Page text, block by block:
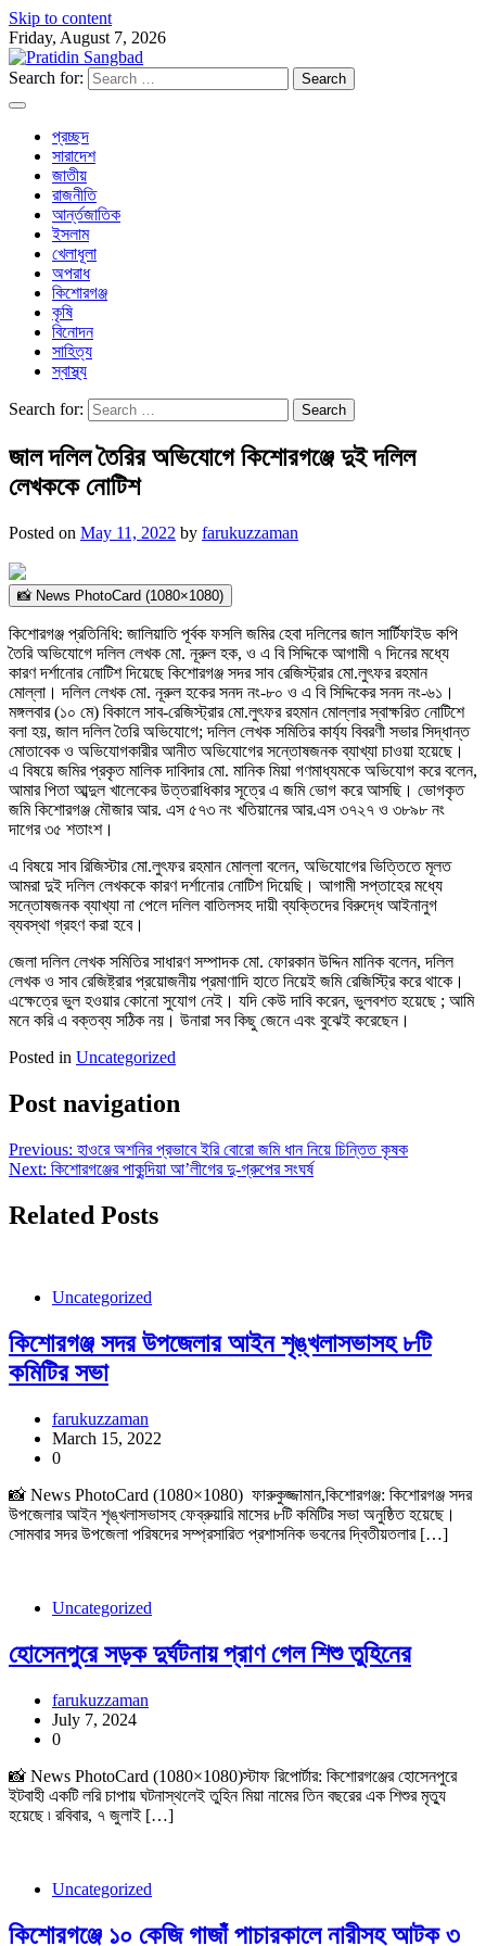
Skip to content
Friday, August 7, 2026
Search for:
প্রচ্ছদ
সারাদেশ
জাতীয়
রাজনীতি
আর্ন্তজাতিক
ইসলাম
খেলাধূলা
অপরাধ
কিশোরগঞ্জ
কৃষি
বিনোদন
সাহিত্য
স্বাস্থ্য
Search for:
জাল দলিল তৈরির অভিযোগে কিশোরগঞ্জে দুই দলিল
লেখককে নোটিশ
Posted on May 11, 2022 by farukuzzaman
📸 News PhotoCard (1080×1080)
কিশোরগঞ্জ প্রতিনিধি: জালিয়াতি পূর্বক ফসলি জমির হেবা দলিলের জাল সার্টিফাইড কপি
তৈরি অভিযোগে দলিল লেখক মো. নূরুল হক, ও এ বি সিদ্দিকে আগামী ৭ দিনের মধ্যে
কারণ দর্শানোর নোটিশ দিয়েছে কিশোরগঞ্জ সদর সাব রেজিস্ট্রার মো.লুৎফর রহমান
মোল্লা। দলিল লেখক মো. নূরুল হকের সনদ নং-৮০ ও এ বি সিদ্দিকের সনদ নং-৬১।
মঙ্গলবার (১০ মে) বিকালে সাব-রেজিস্ট্রার মো.লুৎফর রহমান মোল্লার স্বাক্ষরিত নোটিশে
বলা হয়, জাল দলিল তৈরি অভিযোগে; দলিল লেখক সমিতির কার্য্য বিবরণী সভার সিদ্ধান্ত
মোতাবেক ও অভিযোগকারীর আনীত অভিযোগের সন্তোষজনক ব্যাখ্যা চাওয়া হয়েছে।
এ বিষয়ে জমির প্রকৃত মালিক দাবিদার মো. মানিক মিয়া গণমাধ্যমকে অভিযোগ করে বলেন,
আমার পিতা আব্দুল খালেকের উত্তরাধিকার সূত্রে এ জমি ভোগ করে আসছি। ভোগকৃত
জমি কিশোরগঞ্জ মৌজার আর. এস ৫৭৩ নং খতিয়ানের আর.এস ৩৭২৭ ও ৩৮৯৮ নং
দাগের ৩৫ শতাংশ।
এ বিষয়ে সাব রিজিস্টার মো.লুৎফর রহমান মোল্লা বলেন, অভিযোগের ভিত্তিতে মূলত
আমরা দুই দলিল লেখককে কারণ দর্শানোর নোটিশ দিয়েছি। আগামী সপ্তাহের মধ্যে
সন্তোষজনক ব্যাখ্যা না পেলে দলিল বাতিলসহ দায়ী ব্যক্তিদের বিরুদ্ধে আইনানুগ
ব্যবস্থা গ্রহণ করা হবে।
জেলা দলিল লেখক সমিতির সাধারণ সম্পাদক মো. ফোরকান উদ্দিন মানিক বলেন, দলিল
লেখক ও সাব রেজিষ্ট্রার প্রয়োজনীয় প্রমাণাদি হাতে নিয়েই জমি রেজিস্ট্রি করে থাকে।
এক্ষেত্রে ভুল হওয়ার কোনো সুযোগ নেই। যদি কেউ দাবি করেন, ভুলবশত হয়েছে ; আমি
মনে করি এ বক্তব্য সঠিক নয়। উনারা সব কিছু জেনে এবং বুঝেই করেছেন।
Posted in Uncategorized
Post navigation
Previous: হাওরে অশনির প্রভাবে ইরি বোরো জমি ধান নিয়ে চিন্তিত কৃষক
Next: কিশোরগঞ্জের পাকুন্দিয়া আ’লীগের দু-গ্রুপের সংঘর্ষ
Related Posts
Uncategorized
কিশোরগঞ্জ সদর উপজেলার আইন শৃঙ্খলাসভাসহ ৮টি
কমিটির সভা
farukuzzaman
March 15, 2022
0
📸 News PhotoCard (1080×1080) ফারুকুজ্জামান,কিশোরগঞ্জ: কিশোরগঞ্জ সদর
উপজেলার আইন শৃঙ্খলাসভাসহ ফেব্রুয়ারি মাসের ৮টি কমিটির সভা অনুষ্ঠিত হয়েছে।
সোমবার সদর উপজেলা পরিষদের সম্প্রসারিত প্রশাসনিক ভবনের দ্বিতীয়তলার […]
Uncategorized
হোসেনপুরে সড়ক দুর্ঘটনায় প্রাণ গেল শিশু তুহিনের
farukuzzaman
July 7, 2024
0
📸 News PhotoCard (1080×1080)স্টাফ রিপোর্টার: কিশোরগঞ্জের হোসেনপুরে
ইটবাহী একটি লরি চাপায় ঘটনাস্থলেই তুহিন মিয়া নামের তিন বছরের এক শিশুর মৃত্যু
হয়েছে ৷ রবিবার, ৭ জুলাই […]
Uncategorized
কিশোরগঞ্জে ১০ কেজি গাজাঁ পাচারকালে নারীসহ আটক ৩